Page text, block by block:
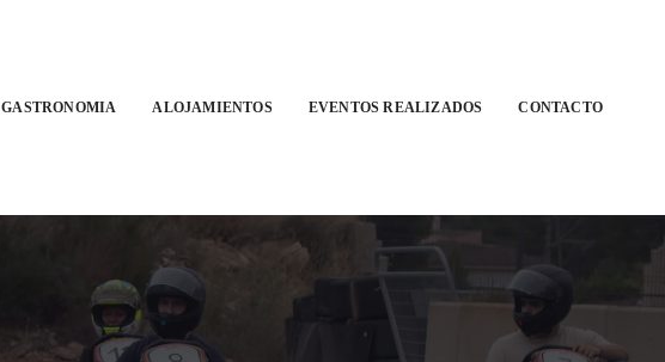
GASTRONOMIA ALOJAMIENTOS EVENTOS REALIZADOS CONTACTO